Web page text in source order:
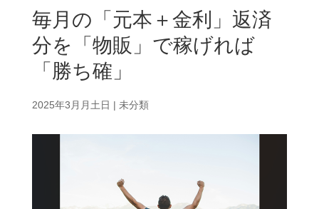
毎月の「元本＋金利」返済
分を「物販」で稼げれば
「勝ち確」
2025年3月月土日 | 未分類